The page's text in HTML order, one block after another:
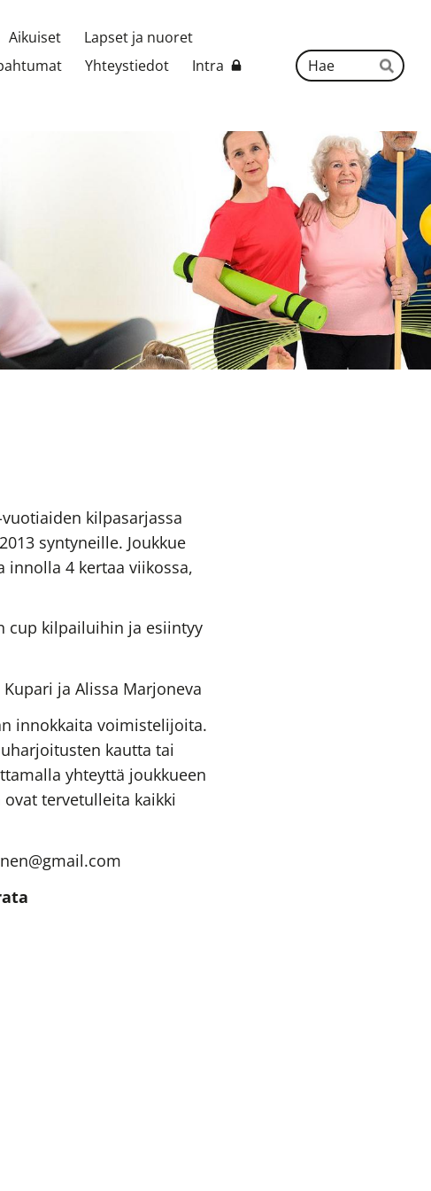
Aikuiset
Lapset ja nuoret
Yhteystiedot
Intra
Hae
kilpasarjassa
syntyneille. Joukkue
4 kertaa viikossa,
cup kilpailuihin ja esiintyy
ja Alissa Marjoneva
innokkaita voimistelijoita.
kautta tai
yhteyttä joukkueen
tervetulleita kaikki